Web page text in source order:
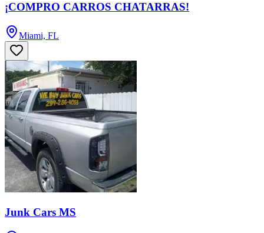
¡COMPRO CARROS CHATARRAS!
Miami, FL
Junk Cars MS